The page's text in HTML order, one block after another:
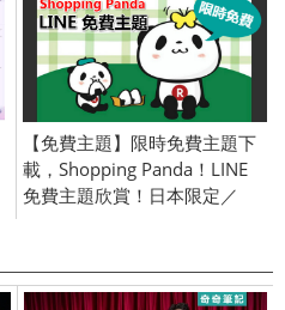
【免費主題】限時免費主題下
載，Shopping Panda！LINE
免費主題欣賞！日本限定／